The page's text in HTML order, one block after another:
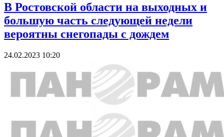
В Ростовской области на выходных и
большую часть следующей недели
вероятны снегопады с дождем
24.02.2023 10:20